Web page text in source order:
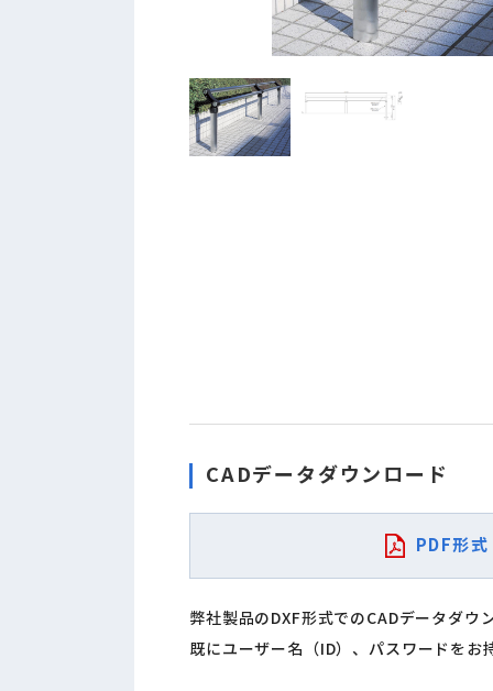
CADデータダウンロード
PDF形式
弊社製品のDXF形式でのCADデータダ
既にユーザー名（ID）、パスワードをお